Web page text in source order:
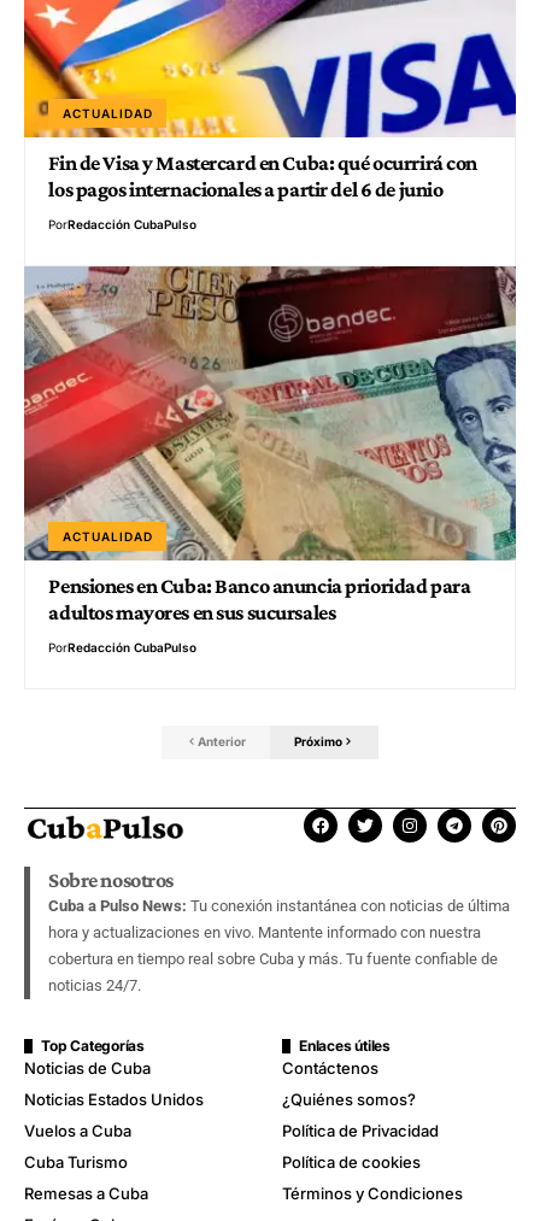
ACTUALIDAD
Fin de Visa y Mastercard en Cuba: qué ocurrirá con
los pagos internacionales a partir del 6 de junio
PorRedacción CubaPulso
ACTUALIDAD
Pensiones en Cuba: Banco anuncia prioridad para
adultos mayores en sus sucursales
PorRedacción CubaPulso
Anterior Próximo
Sobre nosotros
Cuba a Pulso News: Tu conexión instantánea con noticias de última
hora y actualizaciones en vivo. Mantente informado con nuestra
cobertura en tiempo real sobre Cuba y más. Tu fuente confiable de
noticias 24/7.
Top Categorías
Noticias de Cuba
Noticias Estados Unidos
Vuelos a Cuba
Cuba Turismo
Remesas a Cuba
Enlaces útiles
Contáctenos
¿Quiénes somos?
Política de Privacidad
Política de cookies
Términos y Condiciones